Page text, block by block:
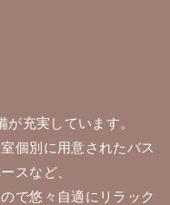
充実しています。
個別に用意されたバス
スなど、
で悠々自適にリラック